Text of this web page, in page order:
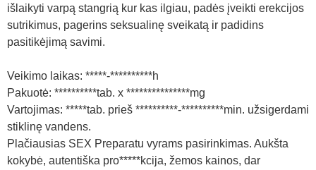
išlaikyti varpą stangrią kur kas ilgiau, padės įveikti erekcijos
sutrikimus, pagerins seksualinę sveikatą ir padidins
pasitikėjimą savimi.
Veikimo laikas: *****-**********h
Pakuotė: **********tab. x ***************mg
Vartojimas: *****tab. prieš **********-**********min. užsigerdami
stiklinę vandens.
Plačiausias SEX Preparatu vyrams pasirinkimas. Aukšta
kokybė, autentiška pro*****kcija, žemos kainos, dar